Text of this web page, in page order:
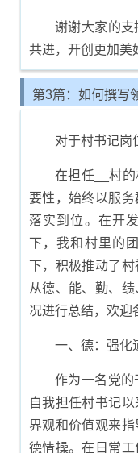
谢谢大家的
共进，开创更加美
第3篇：如何撰写
对于村书记岗
在担任__村
要性，始终以服
落实到位。在开
下，我和村里的
下，积极推动了
从德、能、勤、
况进行总结，欢迎
一、德：强化
作为一名党的
自我担任村书记
界观和价值观来
德情操。在日常